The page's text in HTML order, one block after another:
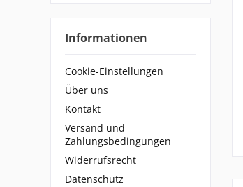
Informationen
Cookie-Einstellungen
Über uns
Kontakt
Versand und
Zahlungsbedingungen
Widerrufsrecht
Datenschutz